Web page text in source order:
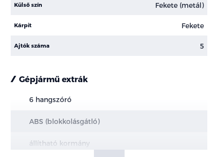
Külső szín Fekete (metál)
Kárpit Fekete
Ajtók száma 5
Gépjármű extrák
6 hangszóró
ABS (blokkolásgátló)
állítható kormány